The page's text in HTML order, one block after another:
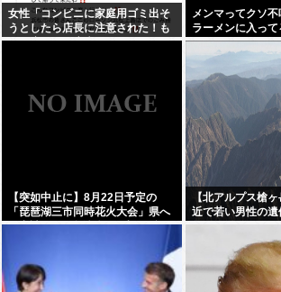
女性「コンビニに家庭用ゴミ出そ
うとしたら店長に注意された！も
う二度とこの店来ねえわ！」
メンマってクソ
ラーメンに入って
【突如中止に】8月22日予定の
「琵琶湖三市同時花火大会」県へ
の申請なし 3自治体は関与せず 5
【北アルプス槍
近で若い男性の
数百メートル下
リコプターが捜
近では男子大学
ず 単独で1泊2日
絡取れず